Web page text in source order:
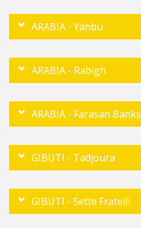
ARABIA - Yanbu
ARABIA - Rabigh
ARABIA - Farasan Banks
GIBUTI - Tadjoura
GIBUTI - Sette Fratelli